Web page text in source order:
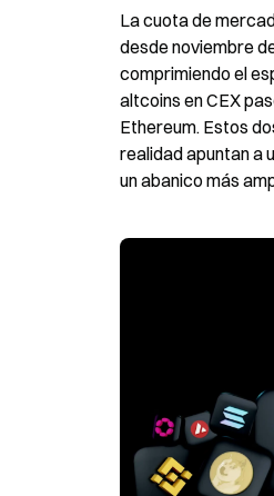
La cuota de
desde noviembre
comprimiendo el
altcoins en CEX
Ethereum. Estos
realidad apuntan a
un abanico más